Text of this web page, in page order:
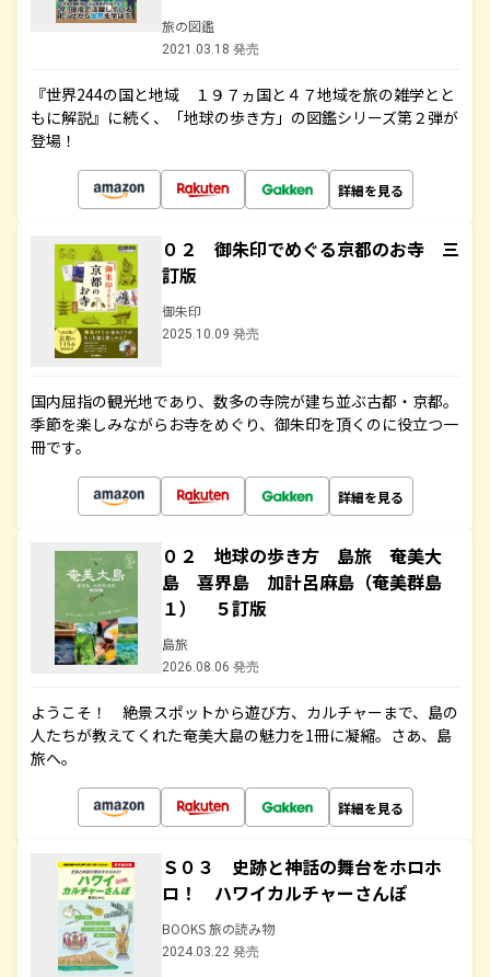
旅の図鑑
2021.03.18 発売
『世界244の国と地域 １９７ヵ国と４７地域を旅の雑学とと
もに解説』に続く、「地球の歩き方」の図鑑シリーズ第２弾が
登場！
詳細を見る
０２ 御朱印でめぐる京都のお寺 三
訂版
御朱印
2025.10.09 発売
国内屈指の観光地であり、数多の寺院が建ち並ぶ古都・京都。
季節を楽しみながらお寺をめぐり、御朱印を頂くのに役立つ一
冊です。
詳細を見る
０２ 地球の歩き方 島旅 奄美大
島 喜界島 加計呂麻島（奄美群島
１） ５訂版
島旅
2026.08.06 発売
ようこそ！ 絶景スポットから遊び方、カルチャーまで、島の
人たちが教えてくれた奄美大島の魅力を1冊に凝縮。さあ、島
旅へ。
詳細を見る
Ｓ０３ 史跡と神話の舞台をホロホ
ロ！ ハワイカルチャーさんぽ
BOOKS 旅の読み物
2024.03.22 発売